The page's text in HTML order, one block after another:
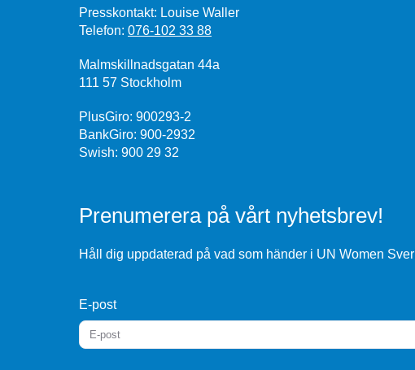
Presskontakt: Louise Waller
Telefon: 076-102 33 88
Malmskillnadsgatan 44a
111 57 Stockholm
PlusGiro: 900293-2
BankGiro: 900-2932
Swish: 900 29 32
Prenumerera på vårt nyhetsbrev!
Håll dig uppdaterad på vad som händer i UN Women
E-post